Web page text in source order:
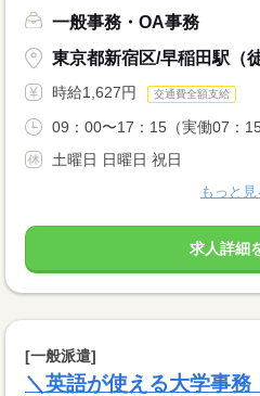
一般事務・OA事務
東京都新宿区/早稲田駅（
時給1,627円 交通費全額支給
09：00〜17：15（実働07：
土曜日 日曜日 祝日
もっと見
求人詳細
[一般派遣]
＼英語が使える大学事